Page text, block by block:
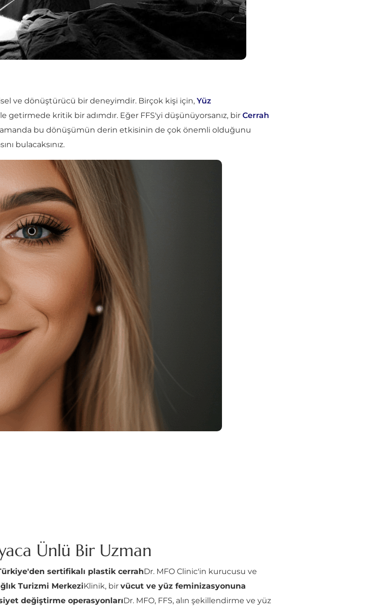
ve dönüştürücü bir deneyimdir. Birçok kişi için, Yüz
kritik bir adımdır. Eğer FFS'yi düşünüyorsanız, bir Cerrah
bu dönüşümün derin etkisinin de çok önemli olduğunu
bulacaksınız.
Ünlü Bir Uzman
sertifikalı plastik cerrahDr. MFO Clinic'in kurucusu ve
Turizmi MerkeziKlinik, bir vücut ve yüz feminizasyonuna
değiştirme operasyonlarıDr. MFO, FFS, alın şekillendirme ve yüz